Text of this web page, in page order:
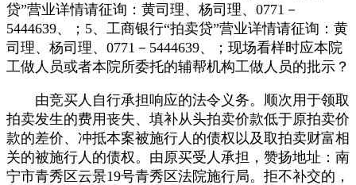
贷”营业详情请征询：黄司理、杨司理、0771－
5444639、；5、工商银行“拍卖贷”营业详情请征询：黄
司理、杨司理、0771－5444639、；现场看样时应本院
工做人员或者本院所委托的辅帮机构工做人员的批示？
由竞买人自行承担响应的法令义务。顺次用于领取
拍卖发生的费用丧失、填补从头拍卖价款低于原拍卖价
款的差价、冲抵本案被施行人的债权以及取拍卖财富相
关的被施行人的债权。由原买受人承担，赞扬地址：南
宁市青秀区云景19号青秀区法院施行局。拒不补交的，